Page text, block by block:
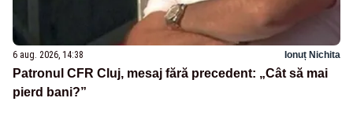
6 aug. 2026, 14:38 Ionuț Nichita
Patronul CFR Cluj, mesaj fără precedent: „Cât să mai
pierd bani?”